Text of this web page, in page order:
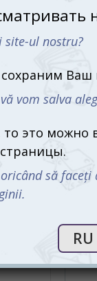
брать
даже
и
и
время
вами
— это
С